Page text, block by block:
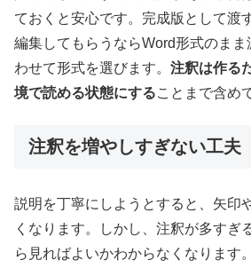
ておくと安心です。完成版として渡
編集してもらうならWord形式のま
わせて形式を選びます。 注釈は作る
境で読める状態にすることまで含め
注釈を増やしすぎない工夫
説明を丁寧にしようとすると、矢印
くなります。しかし、注釈が多すぎ
ら見ればよいかわからなくなります